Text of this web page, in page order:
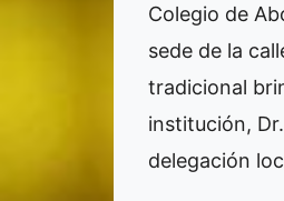
Colegio de
sede de la
tradicional
institución,
delegación